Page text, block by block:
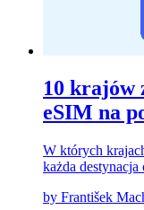
10 krajów
eSIM na
W których
każda destynacja
by František